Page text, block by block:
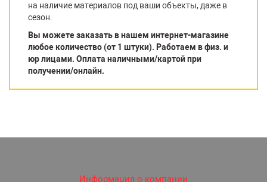
на наличие материалов под ваши объекты, даже в
сезон.
Вы можете заказать в нашем интернет-магазине
любое количество (от 1 штуки). Работаем в физ. и
юр лицами. Оплата наличными/картой при
получении/онлайн.
Информация о компании